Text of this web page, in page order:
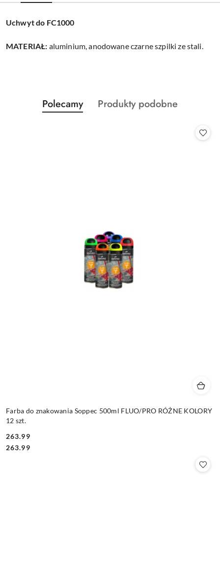
Uchwyt do FC1000
MATERIAŁ: aluminium, anodowane czarne szpilki ze stali.
Pomiń karuzelę produktów
Produkty
o
Polecamy
Produkty
Produkty podobne
Farba do znakowania Soppec 500ml FLUO/PRO RÓŻNE KOLORY
12 szt.
Cena:
263.99
Cena:
263.99